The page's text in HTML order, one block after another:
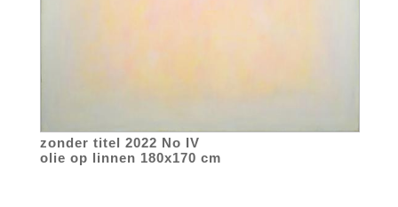
zonder titel 2022 No IV
olie op linnen 180x170 cm